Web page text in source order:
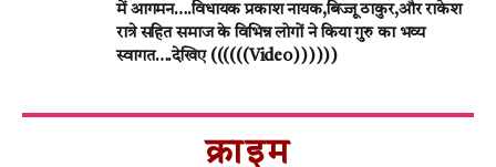
में आगमन….विधायक प्रकाश नायक,बिज्जू ठाकुर,और राकेश
रात्रे सहित समाज के विभिन्न लोगों ने किया गुरु का भव्य
स्वागत….देखिए ((((((Video))))))
क्राइम